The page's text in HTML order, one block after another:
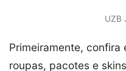
UZB
Primeiramente,
roupas, pacotes e